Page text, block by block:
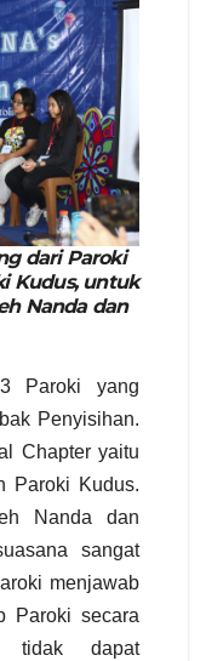
dari Paroki
Kudus, untuk
Nanda dan
Paroki yang
Penyisihan.
Chapter yaitu
Paroki Kudus.
Nanda dan
sangat
menjawab
Paroki secara
tidak dapat